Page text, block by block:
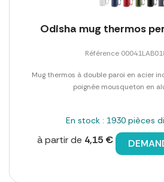
Odisha mug thermos
Référence
Mug thermos à double paroi en acier
poignée mousqueton en
En stock : 1930 pièces
à partir de 4,15 €